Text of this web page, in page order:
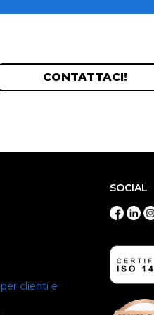
CONTATTACI!
clienti e
SOCIAL